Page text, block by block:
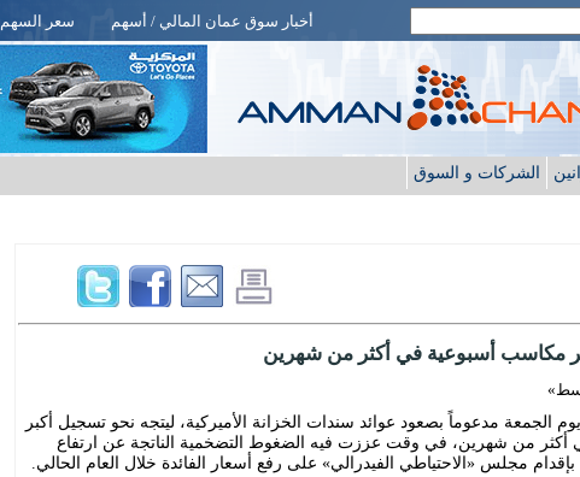
أخبار سوق عمان المالي / أسهم سعر السهم
الشركات و السوق
مكاسب أسبوعية في أكثر من شهرين
يوم الجمعة مدعوماً بصعود عوائد سندات الخزانة الأميركية، ليتجه نحو تسجيل أكبر
من شهرين، في وقت عززت فيه الضغوط التضخمية الناتجة عن ارتفاع
مجلس «الاحتياطي الفيدرالي» على رفع أسعار الفائدة خلال العام الحالي.